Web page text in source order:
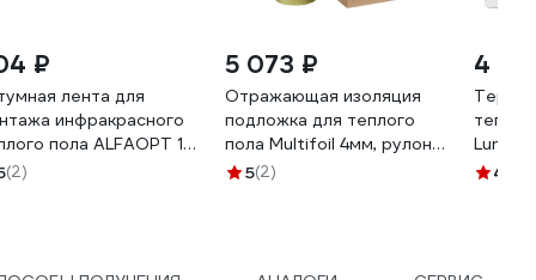
₽
лента для
инфракрасного
пола ALFAOPT 1м
TP-1M
(2)
5 073 ₽
Отражающая изоляция
подложка для теплого
пола Multifoil 4мм, рулон
18 м2 21004
5(2)
4
4.9